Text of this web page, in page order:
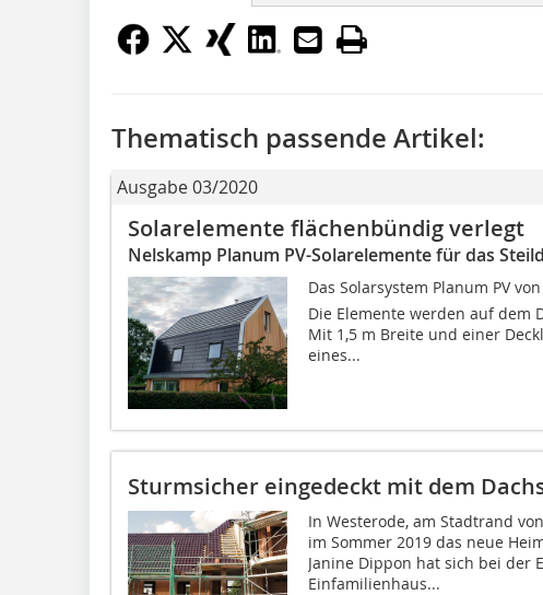
Thematisch passende Artikel:
Ausgabe 03/2020
Solarelemente flächenbündig verlegt
Nelskamp Planum PV-Solarelemente für das
Das Solarsystem Planum PV
Die Elemente werden auf dem
Mit 1,5 m Breite und einer
eines...
Sturmsicher eingedeckt mit dem
In Westerode, am Stadtrand
im Sommer 2019 das neue
Janine Dippon hat sich bei der
Einfamilienhaus...